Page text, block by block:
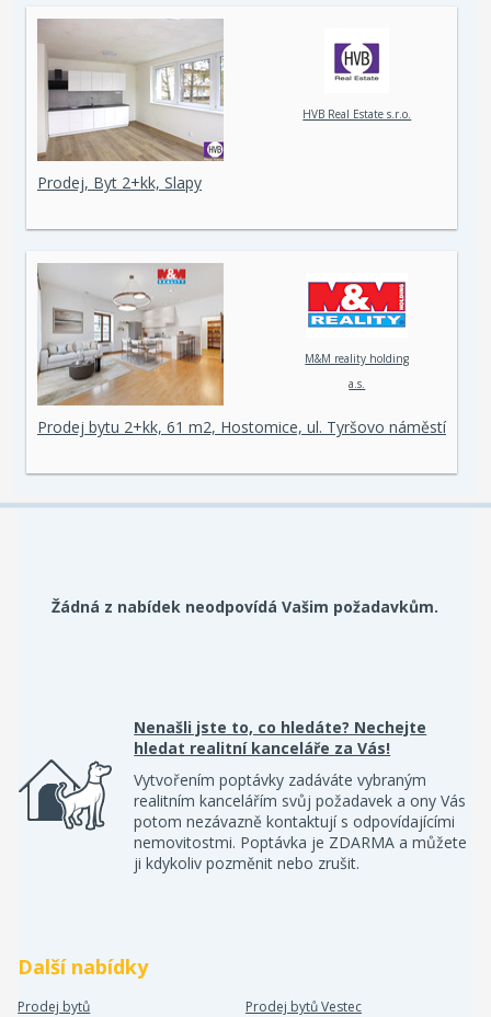
HVB Real Estate s.r.o.
Prodej, Byt 2+kk, Slapy
M&M reality holding
a.s.
Prodej bytu 2+kk, 61 m2, Hostomice, ul. Tyršovo náměstí
Žádná z nabídek neodpovídá Vašim požadavkům.
Nenašli jste to, co hledáte? Nechejte
hledat realitní kanceláře za Vás!
Vytvořením poptávky zadáváte vybraným
realitním kancelářím svůj požadavek a ony Vás
potom nezávazně kontaktují s odpovídajícími
nemovitostmi. Poptávka je ZDARMA a můžete
ji kdykoliv pozměnit nebo zrušit.
Další nabídky
Prodej bytů
Prodej bytů Vestec